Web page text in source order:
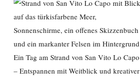
Ein Tag am Strand von San Vito Lo Capo
– Entspannen mit Weitblick und kreativer